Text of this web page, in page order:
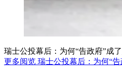
瑞士公投幕后：为何“告政府”成
更多阅览 瑞士公投幕后：为何“